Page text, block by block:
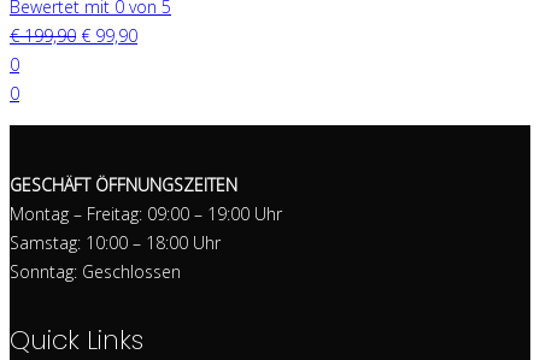
Bewertet mit 0 von 5
€199,90 € 99,90
0
0
GESCHÄFT ÖFFNUNGSZEITEN
Montag – Freitag: 09:00 – 19:00 Uhr
Samstag: 10:00 – 18:00 Uhr
Sonntag: Geschlossen
Quick Links